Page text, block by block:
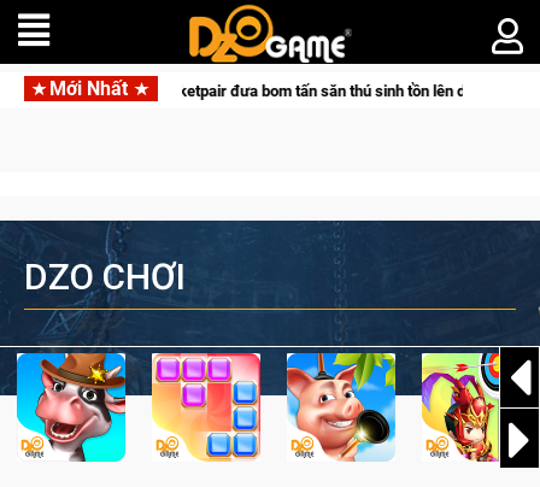
Mới Nhất
tác cùng Pocketpair đưa bom tấn săn thú sinh tồn lên di động với tên gọi
DZO CHƠI